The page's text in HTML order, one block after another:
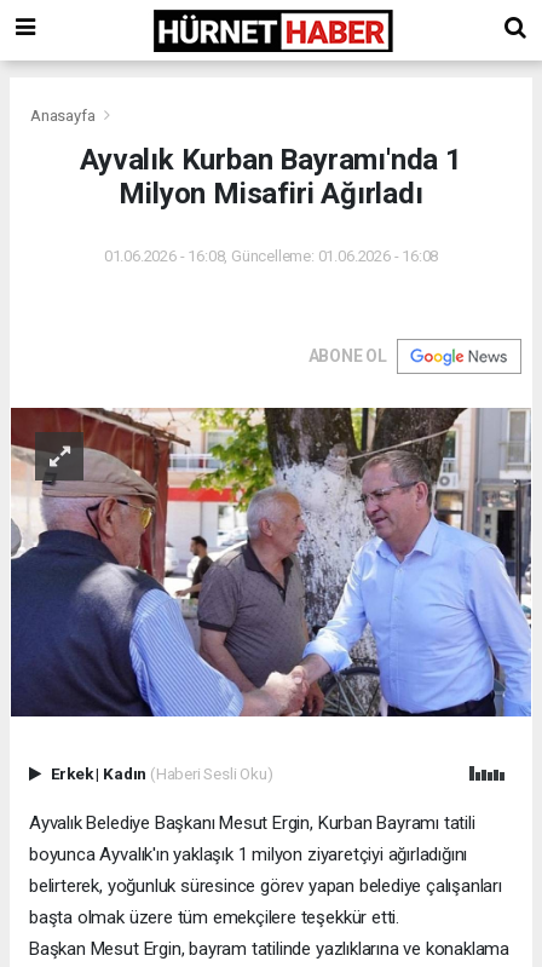
Anasayfa
Ayvalık Kurban Bayramı'nda 1
Milyon Misafiri Ağırladı
01.06.2026 - 16:08, Güncelleme: 01.06.2026 - 16:08
ABONE OL
Erkek| Kadın (Haberi Sesli Oku)
Ayvalık Belediye Başkanı Mesut Ergin, Kurban Bayramı tatili
boyunca Ayvalık'ın yaklaşık 1 milyon ziyaretçiyi ağırladığını
belirterek, yoğunluk süresince görev yapan belediye çalışanları
başta olmak üzere tüm emekçilere teşekkür etti.
Başkan Mesut Ergin, bayram tatilinde yazlıklarına ve konaklama